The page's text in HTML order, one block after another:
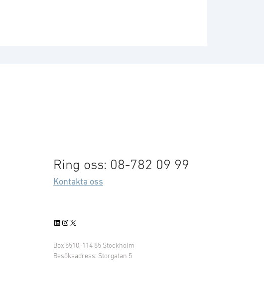
Ring oss: 08-782 09 99
Kontakta oss
LinkedIn
Instagram
X
Box 5510, 114 85 Stockholm
Besöksadress: Storgatan 5